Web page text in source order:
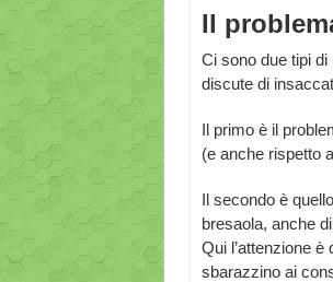
Il
Ci sono due tipi
discute di
Il primo è il
(e anche rispetto
Il secondo è
bresaola, anche
Qui l’attenzione
sbarazzino ai